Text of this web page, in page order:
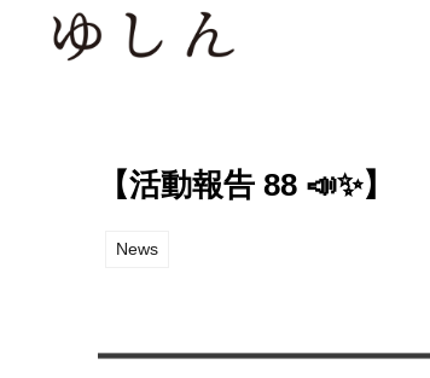
【活動報告 88 📣✨】
News